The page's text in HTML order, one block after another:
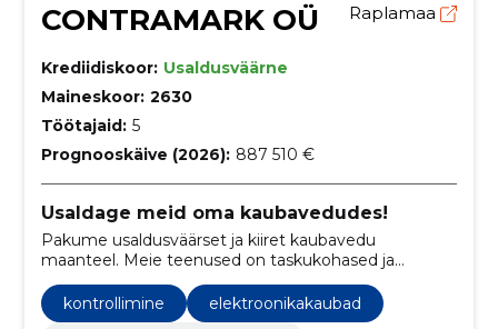
CONTRAMARK OÜ Raplamaa
Krediidiskoor: Usaldusväärne
Maineskoor: 2630
Töötajaid: 5
Prognooskäive (2026): 887 510 €
Usaldage meid oma kaubavedudes!
Pakume usaldusväärset ja kiiret kaubavedu
maanteel. Meie teenused on taskukohased ja
kontrollimine
elektroonikakaubad